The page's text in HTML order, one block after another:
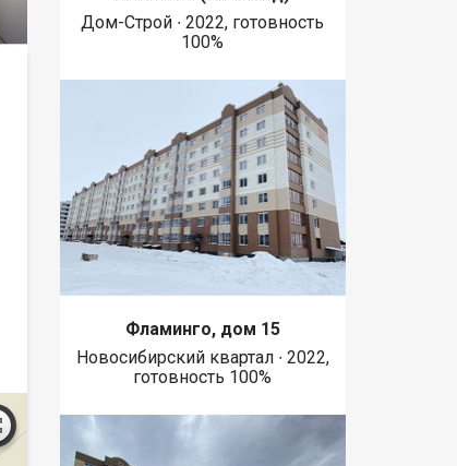
Дом-Строй ∙ 2022, готовность
100%
Фламинго, дом 15
Новосибирский квартал ∙ 2022,
готовность 100%